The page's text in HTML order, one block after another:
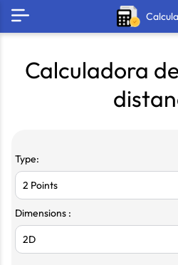
Calculadora
Type:
Dimensions :